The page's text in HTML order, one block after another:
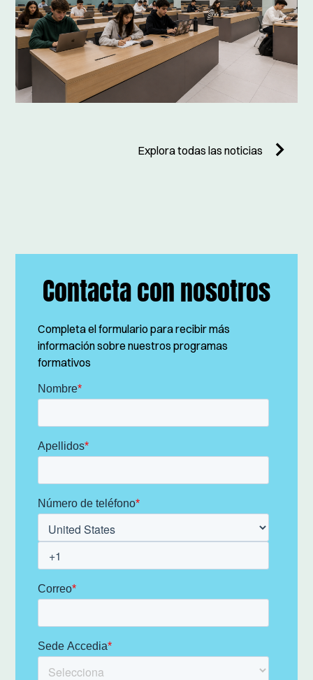
Explora todas las noticias
Contacta con nosotros
Completa el formulario para recibir más
información sobre nuestros programas
formativos